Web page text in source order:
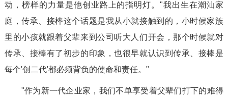
动，榜样的力量是他创业路上的指明灯。"我出生在潮汕家
庭，传承、接棒这个话题是我从小就接触到的，小时候家族
里的小孩就跟着父辈来到公司听大人们开会，那个时候就对
传承、接棒有了初步的印象，也很早就认识到传承、接棒是
每个'创二代'都必须背负的使命和责任。"
"作为新一代企业家，我们不单享受着父辈们打下的难得